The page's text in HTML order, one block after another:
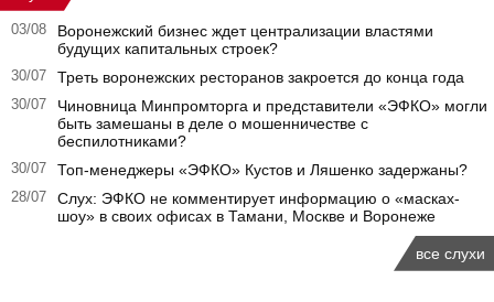
03/08
Воронежский бизнес ждет централизации властями
будущих капитальных строек?
30/07 Треть воронежских ресторанов закроется до конца года
30/07
Чиновница Минпромторга и представители «ЭФКО» могли
быть замешаны в деле о мошенничестве с
беспилотниками?
30/07 Топ-менеджеры «ЭФКО» Кустов и Ляшенко задержаны?
28/07
Слух: ЭФКО не комментирует информацию о «масках-
шоу» в своих офисах в Тамани, Москве и Воронеже
все слухи